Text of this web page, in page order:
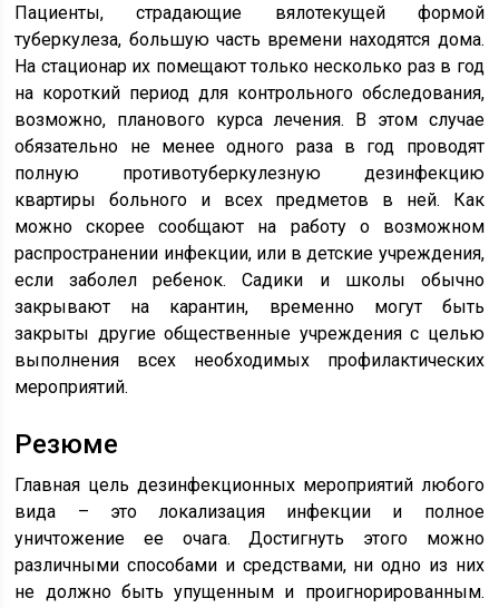
Пациенты, страдающие вялотекущей формой
туберкулеза, большую часть времени находятся дома.
На стационар их помещают только несколько раз в год
на короткий период для контрольного обследования,
возможно, планового курса лечения. В этом случае
обязательно не менее одного раза в год проводят
полную противотуберкулезную дезинфекцию
квартиры больного и всех предметов в ней. Как
можно скорее сообщают на работу о возможном
распространении инфекции, или в детские учреждения,
если заболел ребенок. Садики и школы обычно
закрывают на карантин, временно могут быть
закрыты другие общественные учреждения с целью
выполнения всех необходимых профилактических
мероприятий.
Резюме
Главная цель дезинфекционных мероприятий любого
вида – это локализация инфекции и полное
уничтожение ее очага. Достигнуть этого можно
различными способами и средствами, ни одно из них
не должно быть упущенным и проигнорированным.